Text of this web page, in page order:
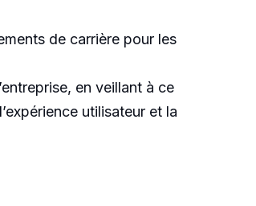
de carrière pour les
en veillant à ce
utilisateur et la